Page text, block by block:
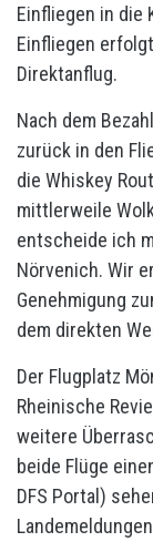
Einfliegen in die
Einfliegen
Direktanflug.
Nach dem
zurück in den
die Whiskey
mittlerweile
entscheide ich
Nörvenich. Wir
Genehmigung
dem direkten
Der Flugplatz
Rheinische
weitere
beide Flüge
DFS Portal)